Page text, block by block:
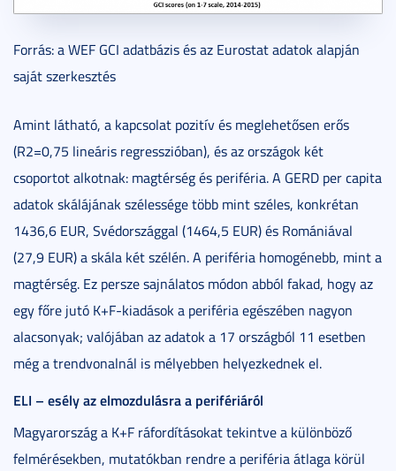
Forrás: a WEF GCI adatbázis és az Eurostat adatok alapján
saját szerkesztés
Amint látható, a kapcsolat pozitív és meglehetősen erős
(R2=0,75 lineáris regresszióban), és az országok két
csoportot alkotnak: magtérség és periféria. A GERD per capita
adatok skálájának szélessége több mint széles, konkrétan
1436,6 EUR, Svédországgal (1464,5 EUR) és Romániával
(27,9 EUR) a skála két szélén. A periféria homogénebb, mint a
magtérség. Ez persze sajnálatos módon abból fakad, hogy az
egy főre jutó K+F-kiadások a periféria egészében nagyon
alacsonyak; valójában az adatok a 17 országból 11 esetben
még a trendvonalnál is mélyebben helyezkednek el.
ELI – esély az elmozdulásra a perifériáról
Magyarország a K+F ráfordításokat tekintve a különböző
felmérésekben, mutatókban rendre a periféria átlaga körül